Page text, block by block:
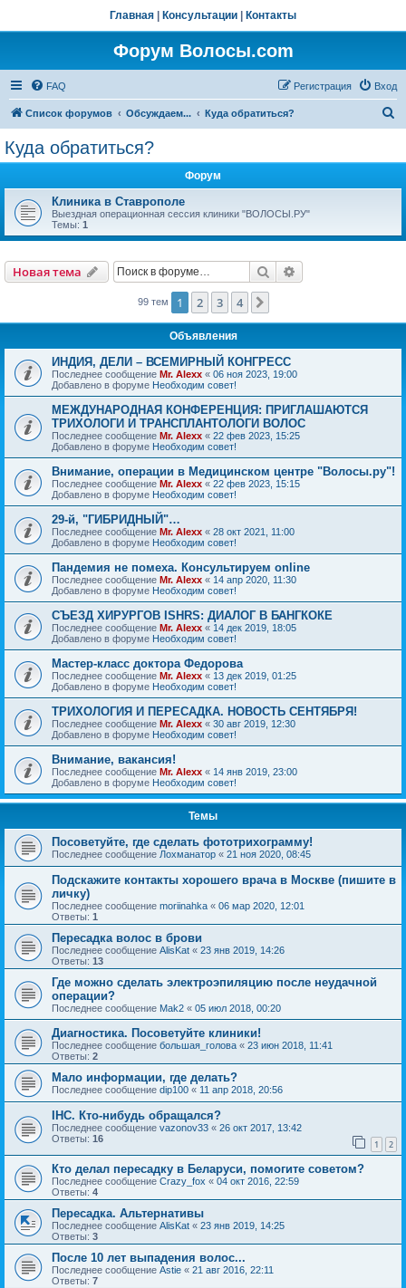
Главная Консультации Контакты
Форум Волосы.com
FAQ Вход
Регистрация
Список форумов Обсуждаем... Куда обратиться?
Куда обратиться?
Форум
Клиника в Ставрополе
Выездная операционная сессия клиники "ВОЛОСЫ.РУ"
Темы: 1
Новая тема Поиск
99 тем 1 2 3 4
Объявления
ИНДИЯ, ДЕЛИ – ВСЕМИРНЫЙ КОНГРЕСС
Последнее сообщение Mr. Alexx « 06 ноя 2023, 19:00
Добавлено в форуме Необходим совет!
МЕЖДУНАРОДНАЯ КОНФЕРЕНЦИЯ: ПРИГЛАШАЮТСЯ
ТРИХОЛОГИ И ТРАНСПЛАНТОЛОГИ ВОЛОС
Последнее сообщение Mr. Alexx « 22 фев 2023, 15:25
Добавлено в форуме Необходим совет!
Внимание, операции в Медицинском центре "Волосы.ру"!
Последнее сообщение Mr. Alexx « 22 фев 2023, 15:15
Добавлено в форуме Необходим совет!
29-й, "ГИБРИДНЫЙ"…
Последнее сообщение Mr. Alexx « 28 окт 2021, 11:00
Добавлено в форуме Необходим совет!
Пандемия не помеха. Консультируем online
Последнее сообщение Mr. Alexx « 14 апр 2020, 11:30
Добавлено в форуме Необходим совет!
СЪЕЗД ХИРУРГОВ ISHRS: ДИАЛОГ В БАНГКОКЕ
Последнее сообщение Mr. Alexx « 14 дек 2019, 18:05
Добавлено в форуме Необходим совет!
Мастер-класс доктора Федорова
Последнее сообщение Mr. Alexx « 13 дек 2019, 01:25
Добавлено в форуме Необходим совет!
ТРИХОЛОГИЯ И ПЕРЕСАДКА. НОВОСТЬ СЕНТЯБРЯ!
Последнее сообщение Mr. Alexx « 30 авг 2019, 12:30
Добавлено в форуме Необходим совет!
Внимание, вакансия!
Последнее сообщение Mr. Alexx « 14 янв 2019, 23:00
Добавлено в форуме Необходим совет!
Темы
Посоветуйте, где сделать фототрихограмму!
Последнее сообщение Лохманатор « 21 ноя 2020, 08:45
Подскажите контакты хорошего врача в Москве (пишите в
личку)
Последнее сообщение moriinahka « 06 мар 2020, 12:01
Ответы: 1
Пересадка волос в брови
Последнее сообщение AlisKat « 23 янв 2019, 14:26
Ответы: 13
Где можно сделать электроэпиляцию после неудачной
операции?
Последнее сообщение Mak2 « 05 июл 2018, 00:20
Диагностика. Посоветуйте клиники!
Последнее сообщение большая_голова « 23 июн 2018, 11:41
Ответы: 2
Мало информации, где делать?
Последнее сообщение dip100 « 11 апр 2018, 20:56
IHC. Кто-нибудь обращался?
Последнее сообщение vazonov33 « 26 окт 2017, 13:42
Ответы: 16 1 2
Кто делал пересадку в Беларуси, помогите советом?
Последнее сообщение Crazy_fox « 04 окт 2016, 22:59
Ответы: 4
Пересадка. Альтернативы
Последнее сообщение AlisKat « 23 янв 2019, 14:25
Ответы: 3
После 10 лет выпадения волос...
Последнее сообщение Astie « 21 авг 2016, 22:11
Ответы: 7